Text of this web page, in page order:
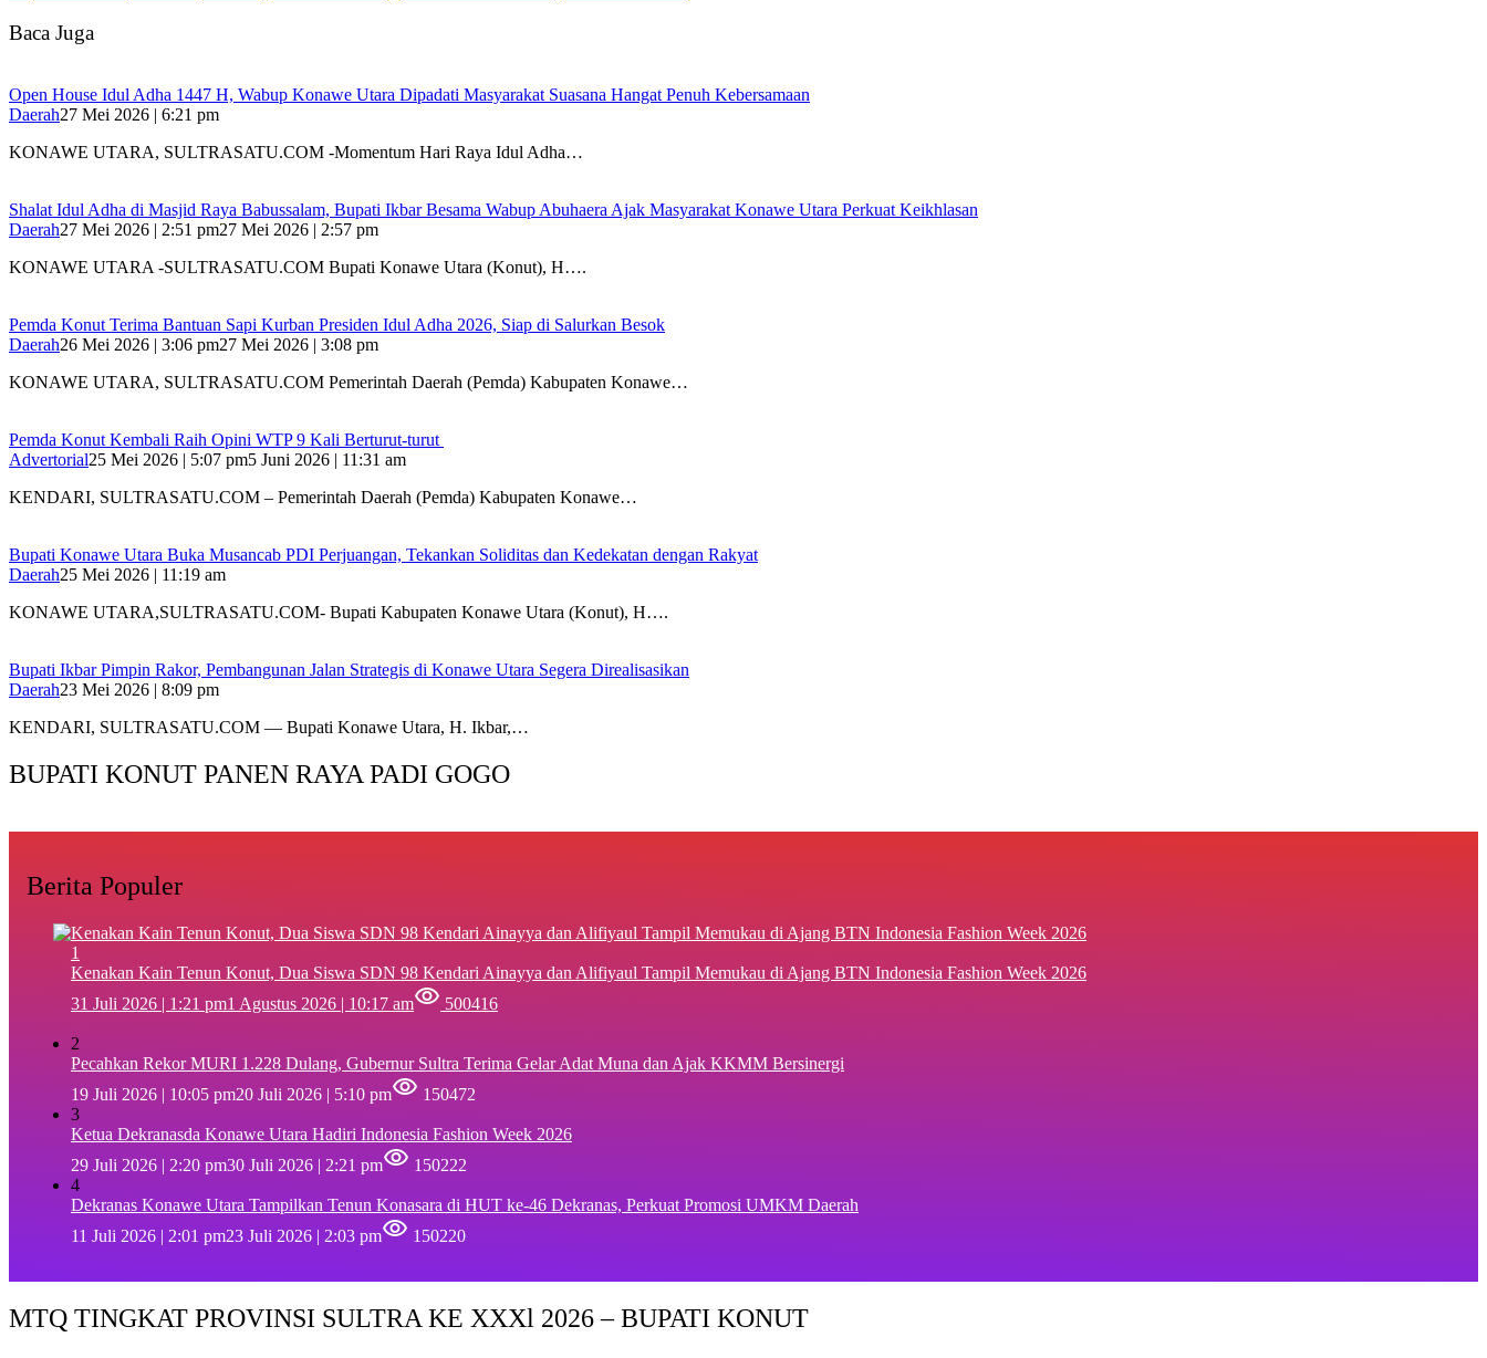
Baca Juga
Open House Idul Adha 1447 H, Wabup Konawe Utara Dipadati Masyarakat Suasana Hangat Penuh Kebersamaan
Daerah27 Mei 2026 | 6:21 pm
KONAWE UTARA, SULTRASATU.COM -Momentum Hari Raya Idul Adha…
Shalat Idul Adha di Masjid Raya Babussalam, Bupati Ikbar Besama Wabup Abuhaera Ajak Masyarakat Konawe Utara Perkuat Keikhlasan
Daerah27 Mei 2026 | 2:51 pm27 Mei 2026 | 2:57 pm
KONAWE UTARA -SULTRASATU.COM Bupati Konawe Utara (Konut), H….
Pemda Konut Terima Bantuan Sapi Kurban Presiden Idul Adha 2026, Siap di Salurkan Besok
Daerah26 Mei 2026 | 3:06 pm27 Mei 2026 | 3:08 pm
KONAWE UTARA, SULTRASATU.COM Pemerintah Daerah (Pemda) Kabupaten Konawe…
Pemda Konut Kembali Raih Opini WTP 9 Kali Berturut-turut
Advertorial25 Mei 2026 | 5:07 pm5 Juni 2026 | 11:31 am
KENDARI, SULTRASATU.COM – Pemerintah Daerah (Pemda) Kabupaten Konawe…
Bupati Konawe Utara Buka Musancab PDI Perjuangan, Tekankan Soliditas dan Kedekatan dengan Rakyat
Daerah25 Mei 2026 | 11:19 am
KONAWE UTARA,SULTRASATU.COM- Bupati Kabupaten Konawe Utara (Konut), H….
Bupati Ikbar Pimpin Rakor, Pembangunan Jalan Strategis di Konawe Utara Segera Direalisasikan
Daerah23 Mei 2026 | 8:09 pm
KENDARI, SULTRASATU.COM — Bupati Konawe Utara, H. Ikbar,…
BUPATI KONUT PANEN RAYA PADI GOGO
Berita Populer
1
‎Kenakan Kain Tenun Konut, Dua Siswa SDN 98 Kendari Ainayya dan Alifiyaul Tampil Memukau di Ajang BTN Indonesia Fashion Week 2026
31 Juli 2026 | 1:21 pm1 Agustus 2026 | 10:17 am 500416
2
Pecahkan Rekor MURI 1.228 Dulang, Gubernur Sultra Terima Gelar Adat Muna dan Ajak KKMM Bersinergi
19 Juli 2026 | 10:05 pm20 Juli 2026 | 5:10 pm
150472
3
Ketua Dekranasda Konawe Utara Hadiri Indonesia Fashion Week 2026
29 Juli 2026 | 2:20 pm30 Juli 2026 | 2:21 pm
150222
4
Dekranas Konawe Utara Tampilkan Tenun Konasara di HUT ke-46 Dekranas, Perkuat Promosi UMKM Daerah
11 Juli 2026 | 2:01 pm23 Juli 2026 | 2:03 pm 150220
MTQ TINGKAT PROVINSI SULTRA KE XXXl 2026 – BUPATI KONUT